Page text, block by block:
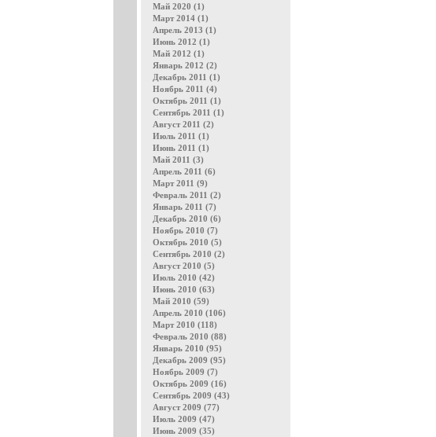
Май 2020 (1)
Март 2014 (1)
Апрель 2013 (1)
Июнь 2012 (1)
Май 2012 (1)
Январь 2012 (2)
Декабрь 2011 (1)
Ноябрь 2011 (4)
Октябрь 2011 (1)
Сентябрь 2011 (1)
Август 2011 (2)
Июль 2011 (1)
Июнь 2011 (1)
Май 2011 (3)
Апрель 2011 (6)
Март 2011 (9)
Февраль 2011 (2)
Январь 2011 (7)
Декабрь 2010 (6)
Ноябрь 2010 (7)
Октябрь 2010 (5)
Сентябрь 2010 (2)
Август 2010 (5)
Июль 2010 (42)
Июнь 2010 (63)
Май 2010 (59)
Апрель 2010 (106)
Март 2010 (118)
Февраль 2010 (88)
Январь 2010 (95)
Декабрь 2009 (95)
Ноябрь 2009 (7)
Октябрь 2009 (16)
Сентябрь 2009 (43)
Август 2009 (77)
Июль 2009 (47)
Июнь 2009 (35)